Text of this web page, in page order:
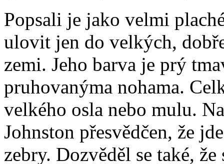
Popsali je jako velmi
ulovit jen do velkých,
zemi. Jeho barva je prý
pruhovanýma nohama.
velkého osla nebo mulu.
Johnston přesvědčen, že
zebry. Dozvěděl se také,